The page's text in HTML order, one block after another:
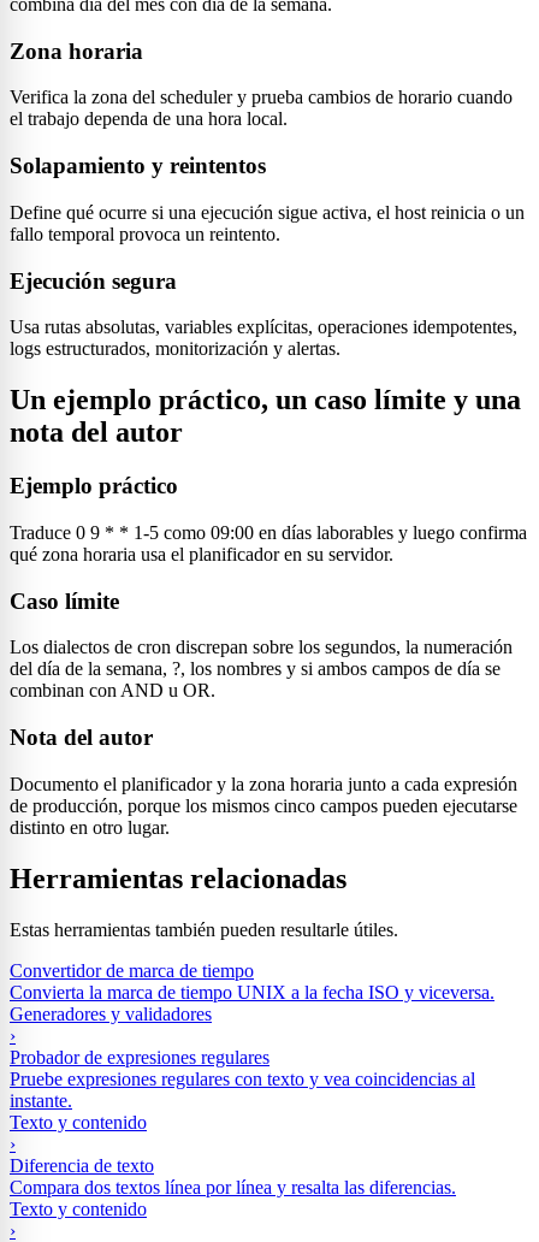
combina día del mes con día de la semana.
Zona horaria
Verifica la zona del scheduler y prueba cambios de horario cuando
el trabajo dependa de una hora local.
Solapamiento y reintentos
Define qué ocurre si una ejecución sigue activa, el host reinicia o un
fallo temporal provoca un reintento.
Ejecución segura
Usa rutas absolutas, variables explícitas, operaciones idempotentes,
logs estructurados, monitorización y alertas.
Un ejemplo práctico, un caso límite y una
nota del autor
Ejemplo práctico
Traduce 0 9 * * 1-5 como 09:00 en días laborables y luego confirma
qué zona horaria usa el planificador en su servidor.
Caso límite
Los dialectos de cron discrepan sobre los segundos, la numeración
del día de la semana, ?, los nombres y si ambos campos de día se
combinan con AND u OR.
Nota del autor
Documento el planificador y la zona horaria junto a cada expresión
de producción, porque los mismos cinco campos pueden ejecutarse
distinto en otro lugar.
Herramientas relacionadas
Estas herramientas también pueden resultarle útiles.
Convertidor de marca de tiempo
Convierta la marca de tiempo UNIX a la fecha ISO y viceversa.
Generadores y validadores
›
Probador de expresiones regulares
Pruebe expresiones regulares con texto y vea coincidencias al
instante.
Texto y contenido
›
Diferencia de texto
Compara dos textos línea por línea y resalta las diferencias.
Texto y contenido
›